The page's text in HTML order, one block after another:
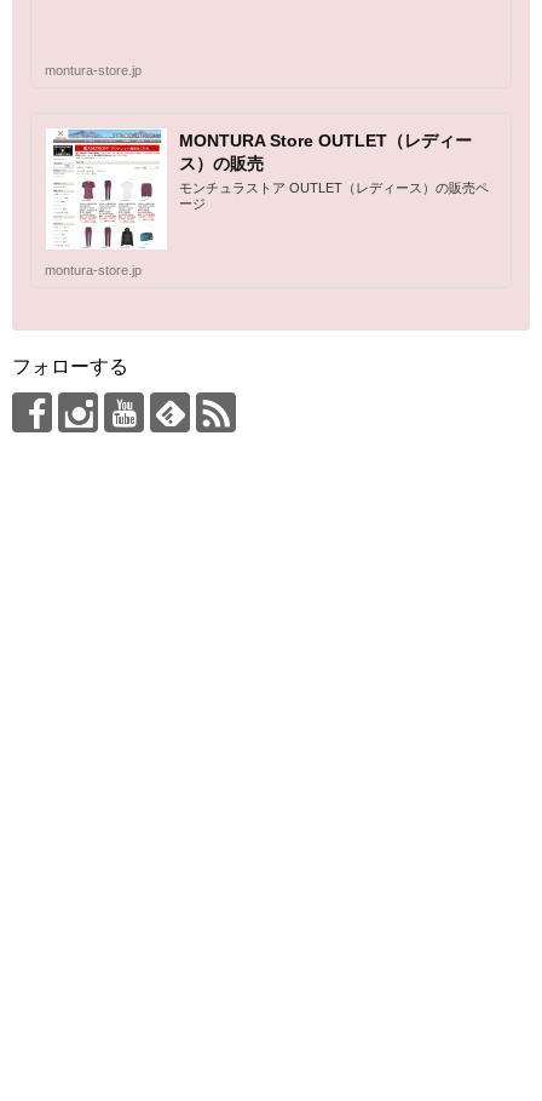
montura-store.jp
MONTURA Store OUTLET（レディー
ス）の販売
モンチュラストア OUTLET（レディース）の販売ペ
ージ
montura-store.jp
フォローする